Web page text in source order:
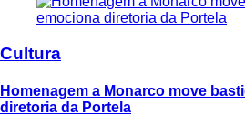
Cultura
Homenagem a Monarco move
diretoria da Portela